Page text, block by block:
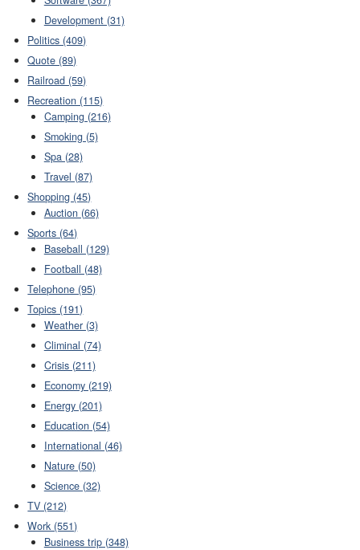
Development (31)
Politics (409)
Quote (89)
Railroad (59)
Recreation (115)
Camping (216)
Smoking (5)
Spa (28)
Travel (87)
Shopping (45)
Auction (66)
Sports (64)
Baseball (129)
Football (48)
Telephone (95)
Topics (191)
Weather (3)
Climinal (74)
Crisis (211)
Economy (219)
Energy (201)
Education (54)
International (46)
Nature (50)
Science (32)
TV (212)
Work (551)
Business trip (348)